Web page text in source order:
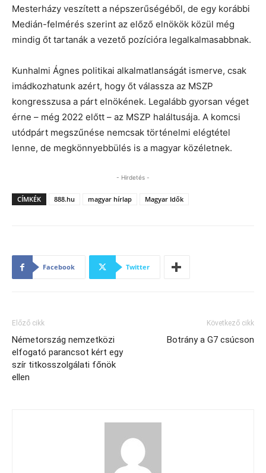
Mesterházy veszített a népszerűségéből, de egy korábbi
Medián-felmérés szerint az előző elnökök közül még
mindig őt tartanák a vezető pozícióra legalkalmasabbnak.
Kunhalmi Ágnes politikai alkalmatlanságát ismerve, csak
imádkozhatunk azért, hogy őt válassza az MSZP
kongresszusa a párt elnökének. Legalább gyorsan véget
érne – még 2022 előtt – az MSZP haláltusája. A komcsi
utódpárt megszűnése nemcsak történelmi elégtétel
lenne, de megkönnyebbülés is a magyar közéletnek.
- Hirdetés -
CÍMKÉK 888.hu magyar hírlap Magyar Idők
Facebook Twitter
Előző cikk
Németország nemzetközi
elfogató parancsot kért egy
szír titkosszolgálati főnök
ellen
Következő cikk
Botrány a G7 csúcson